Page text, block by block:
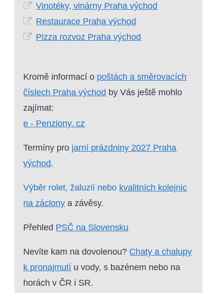
Vinotéky, vinárny Praha východ
Restaurace Praha východ
Pizza rozvoz Praha východ
Kromě informací o poštách a směrovacích
číslech Praha východ by Vás ještě mohlo
zajímat:
e - Penziony. cz
Termíny pro jarní prázdniny 2027 Praha
východ.
Výběr rolet, žaluzií nebo kvalitních kolejnic
na záclony a závěsy.
Přehled PSČ na Slovensku
Nevíte kam na dovolenou? Chaty a chalupy
k pronajmutí u vody, s bazénem nebo na
horách v ČR i SR.